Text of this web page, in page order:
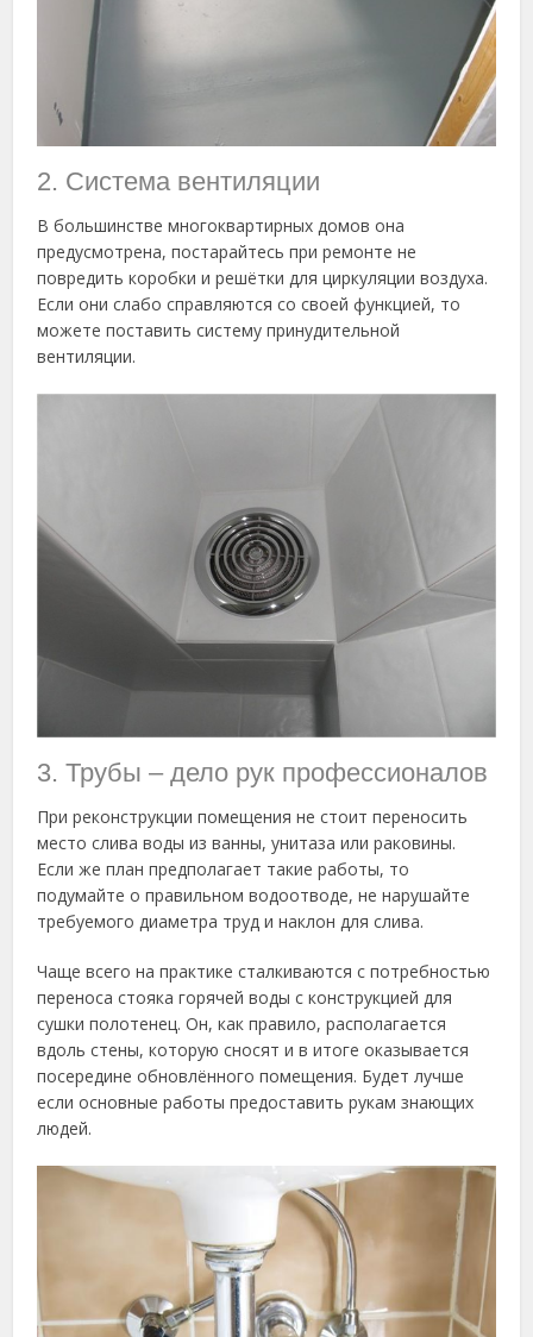
2. Система вентиляции
В большинстве многоквартирных домов она
предусмотрена, постарайтесь при ремонте не
повредить коробки и решётки для циркуляции воздуха.
Если они слабо справляются со своей функцией, то
можете поставить систему принудительной
вентиляции.
3. Трубы – дело рук профессионалов
При реконструкции помещения не стоит переносить
место слива воды из ванны, унитаза или раковины.
Если же план предполагает такие работы, то
подумайте о правильном водоотводе, не нарушайте
требуемого диаметра труд и наклон для слива.
Чаще всего на практике сталкиваются с потребностью
переноса стояка горячей воды с конструкцией для
сушки полотенец. Он, как правило, располагается
вдоль стены, которую сносят и в итоге оказывается
посередине обновлённого помещения. Будет лучше
если основные работы предоставить рукам знающих
людей.